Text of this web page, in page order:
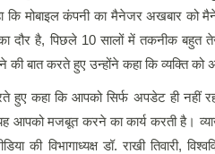
कि मोबाइल कंपनी का मैनेजर अखबार को
दौर है, पिछले 10 सालों में तकनीक बहुत
की बात करते हुए उन्होंने कहा कि व्यक्ति
हुए कहा कि आपको सिर्फ अपडेट ही नहीं
मजबूत करने का कार्य करती है।
विभागाध्यक्ष डॉ. राखी तिवारी,